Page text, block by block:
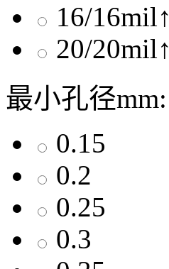
16/16mil↑
20/20mil↑
最小孔径mm:
0.15
0.2
0.25
0.3